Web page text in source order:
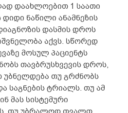
დაახლოებით 1 საათი
ნაწილი ანამნეზის
დასმის დროს
აქვს. სწორედ
მოსულ პაციენტს
თავბრუსხვევის დროს,
თუ გრძნობს
საგნების ტრიალს. თუ ამ
მას სისტემური